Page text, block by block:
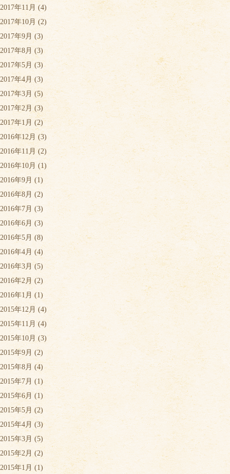
2017年11月 (4)
2017年10月 (2)
2017年9月 (3)
2017年8月 (3)
2017年5月 (3)
2017年4月(3)
2017年3月 (5)
2017年2月 (3)
2017年1月 (2)
2016年12月 (3)
2016年11月(2)
2016年10月(1)
2016年9月 (1)
2016年8月 (2)
2016年7月 (3)
2016年6月 (3)
2016年5月 (8)
2016年4月 (4)
2016年3月(5)
2016年2月(2)
2016年1月 (1)
2015年12月 (4)
2015年11月 (4)
2015年10月 (3)
2015年9月 (2)
2015年8月 (4)
2015年7月 (1)
2015年6月 (1)
2015年5月(2)
2015年4月 (3)
2015年3月 (5)
2015年2月 (2)
2015年1月 (1)